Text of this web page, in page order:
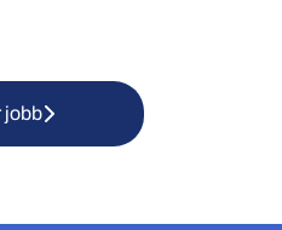
jobb